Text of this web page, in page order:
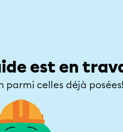
est en
parmi celles déjà